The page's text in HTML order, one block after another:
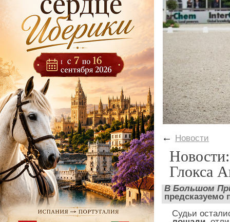
← Новости
Глокса
В Большом
предсказуемо
Судьи